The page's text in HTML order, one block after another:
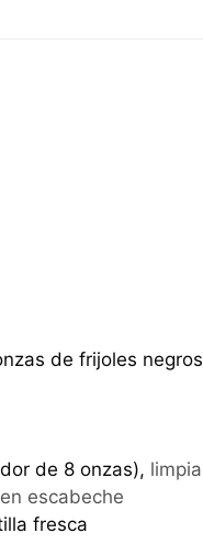
de frijoles
de 8 onzas),
escabeche
fresca